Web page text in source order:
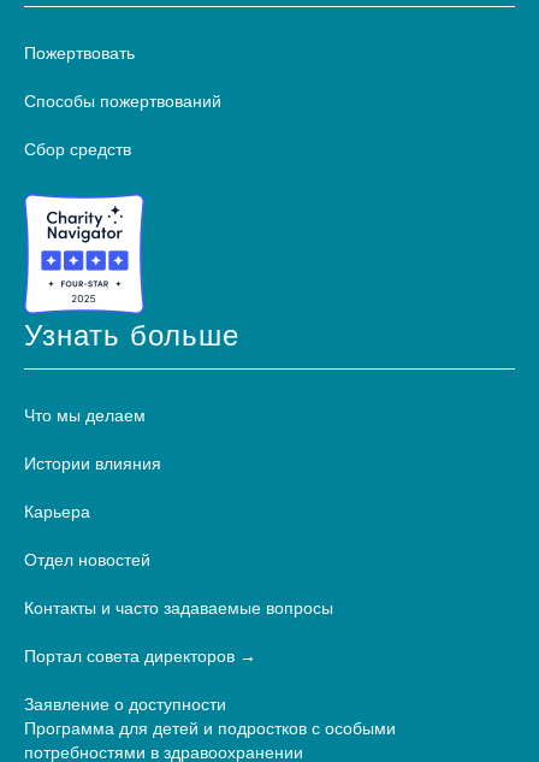
Пожертвовать
Способы пожертвований
Сбор средств
Узнать больше
Что мы делаем
Истории влияния
Карьера
Отдел новостей
Контакты и часто задаваемые вопросы
Портал совета директоров
Заявление о доступности
Программа для детей и подростков с особыми
потребностями в здравоохранении